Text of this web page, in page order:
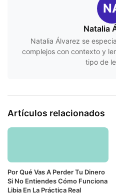
Natalia
Natalia Álvarez se
complejos con contexto y
tipo de
Artículos relacionados
Por Qué Vas A Perder Tu Dinero
Si No Entiendes Cómo Funciona
Libia En La Práctica Real